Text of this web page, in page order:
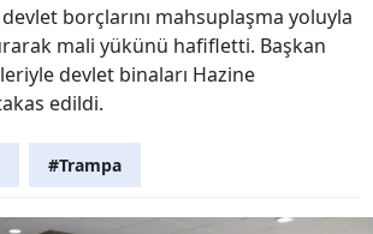
borçlarını mahsuplaşma yoluyla
mali yükünü hafifletti. Başkan
devlet binaları Hazine
edildi.
#Trampa